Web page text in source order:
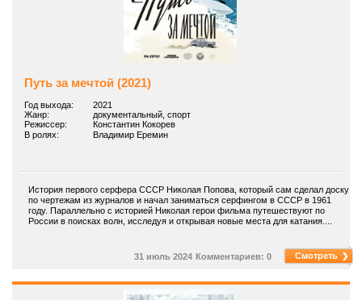
Путь за мечтой (2021)
Год выхода:
2021
Жанр:
документальный, спорт
Режиссер:
Константин Кокорев
В ролях:
Владимир Еремин
История первого серфера СССР Николая Попова, который сам сделал доску
по чертежам из журналов и начал заниматься серфингом в СССР в 1961
году. Параллельно с историей Николая герои фильма путешествуют по
России в поисках волн, исследуя и открывая новые места для катания....
31 июль 2024 Комментариев: 0 Смотреть